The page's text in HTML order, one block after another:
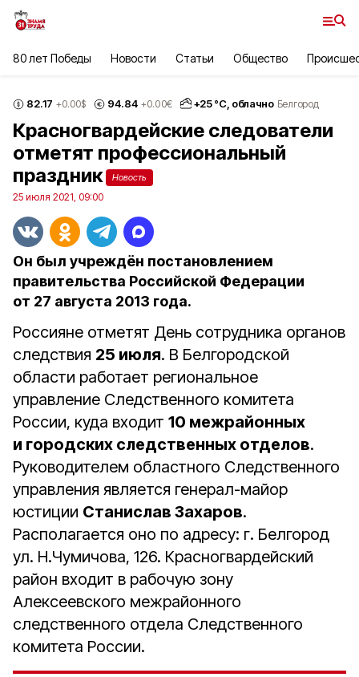
80 лет Победы Новости Статьи Общество
82.17 +0.00$ 94.84 +0.00€ +25°С, облачно Белгород
Красногвардейские следователи
отметят профессиональный
праздник
Новость
25 июля 2021, 09:00
Он был учреждён постановлением
правительства Российской Федерации
от 27 августа 2013 года.
Россияне отметят День сотрудника органов
следствия 25 июля. В Белгородской
области работает региональное
управление Следственного комитета
России, куда входит 10 межрайонных
и городских следственных отделов.
Руководителем областного Следственного
управления является генерал-майор
юстиции Станислав Захаров.
Располагается оно по адресу: г. Белгород
ул. Н.Чумичова, 126. Красногвардейский
район входит в рабочую зону
Алексеевского межрайонного
следственного отдела Следственного
комитета России.